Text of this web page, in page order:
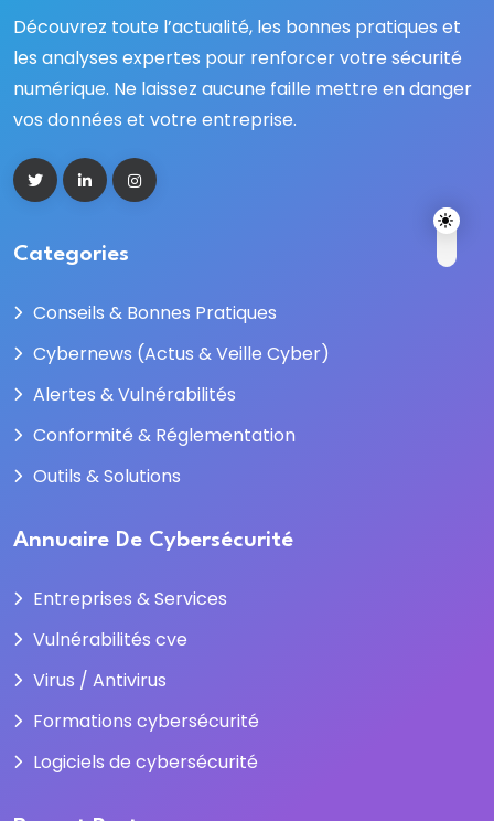
Découvrez toute l’actualité, les bonnes pratiques et
les analyses expertes pour renforcer votre sécurité
numérique. Ne laissez aucune faille mettre en danger
vos données et votre entreprise.
Categories
Conseils & Bonnes Pratiques
Cybernews (Actus & Veille Cyber)
Alertes & Vulnérabilités
Conformité & Réglementation
Outils & Solutions
Annuaire De Cybersécurité
Entreprises & Services
Vulnérabilités cve
Virus / Antivirus
Formations cybersécurité
Logiciels de cybersécurité